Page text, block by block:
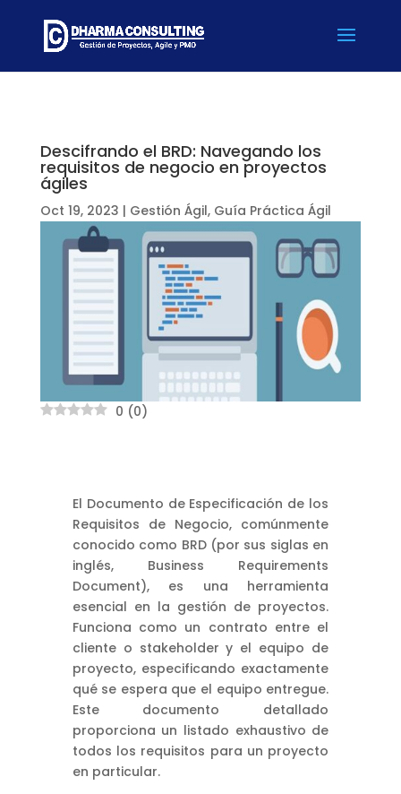
Descifrando el BRD: Navegando los
requisitos de negocio en proyectos
ágiles
Oct 19, 2023 | Gestión Ágil, Guía Práctica Ágil
0 (0)
El Documento de Especificación de los
Requisitos de Negocio, comúnmente
conocido como BRD (por sus siglas en
inglés, Business Requirements
Document), es una herramienta
esencial en la gestión de proyectos.
Funciona como un contrato entre el
cliente o stakeholder y el equipo de
proyecto, especificando exactamente
qué se espera que el equipo entregue.
Este documento detallado
proporciona un listado exhaustivo de
todos los requisitos para un proyecto
en particular.